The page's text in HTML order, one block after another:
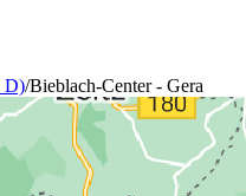
D)/Bieblach-Center - Gera